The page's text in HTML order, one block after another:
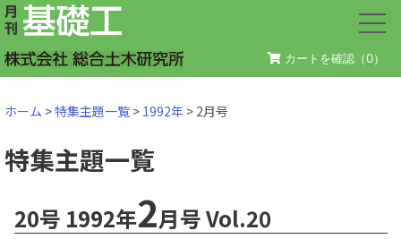
カートを確認（0）
ホーム >特集主題一覧 > 1992年 > 2月号
特集主題一覧
20号 1992年2月号 Vol.20